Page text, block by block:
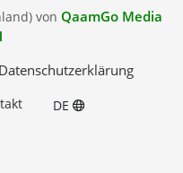
von QaamGo Media
Datenschutzerklärung
DE